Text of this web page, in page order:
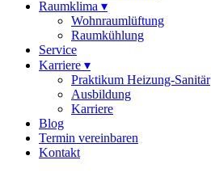
Raumklima ▾
Wohnraumlüftung
Raumkühlung
Service
Karriere ▾
Praktikum Heizung-Sanitär
Ausbildung
Karriere
Blog
Termin vereinbaren
Kontakt